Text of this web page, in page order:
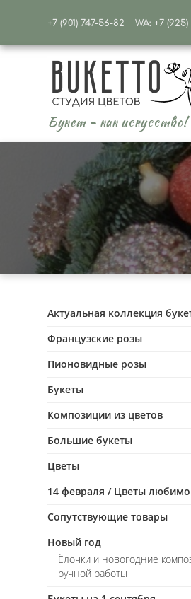
+7 (901) 747-56-82 WA: +7
Букет - как искусство!
Актуальная коллекция
Французские розы
Пионовидные розы
Букеты
Композиции из цветов
Большие букеты
Цветы
14 февраля / Цветы
Сопутствующие товары
Новый год
Ёлочки и новогодние
ручной работы